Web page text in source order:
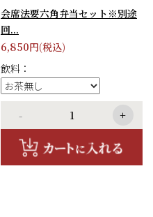
会席法要六角弁当セット※別途
回...
6,850円(税込)
飲料：
- +